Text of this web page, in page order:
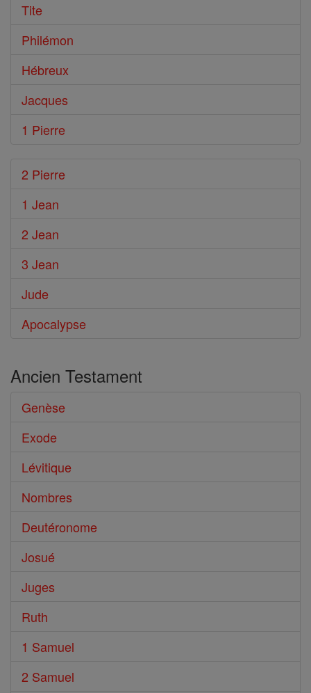
Tite
Philémon
Hébreux
Jacques
1 Pierre
2 Pierre
1 Jean
2 Jean
3 Jean
Jude
Apocalypse
Ancien Testament
Genèse
Exode
Lévitique
Nombres
Deutéronome
Josué
Juges
Ruth
1 Samuel
2 Samuel